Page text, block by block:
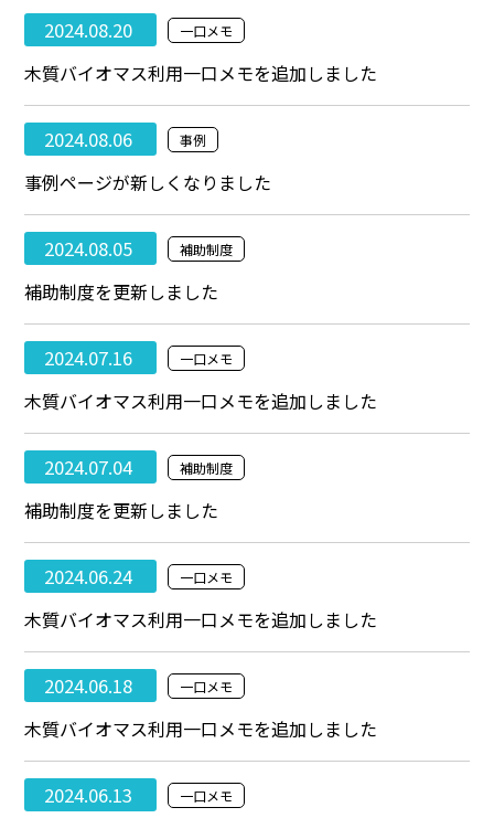
2024.08.20 一口メモ
木質バイオマス利用一口メモを追加しました
2024.08.06 事例
事例ページが新しくなりました
2024.08.05 補助制度
補助制度を更新しました
2024.07.16 一口メモ
木質バイオマス利用一口メモを追加しました
2024.07.04 補助制度
補助制度を更新しました
2024.06.24 一口メモ
木質バイオマス利用一口メモを追加しました
2024.06.18 一口メモ
木質バイオマス利用一口メモを追加しました
2024.06.13 一口メモ